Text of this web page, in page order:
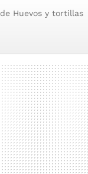
Huevos y tortillas